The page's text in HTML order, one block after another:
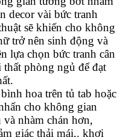
decor vài bức tranh
sẽ khiến cho không
trở nên sinh động và
lựa chọn bức tranh cân
phòng ngủ để đạt
hoa trên tủ tab hoặc
cho không gian
nhàm chán hơn,
giác thải mái,. khơi